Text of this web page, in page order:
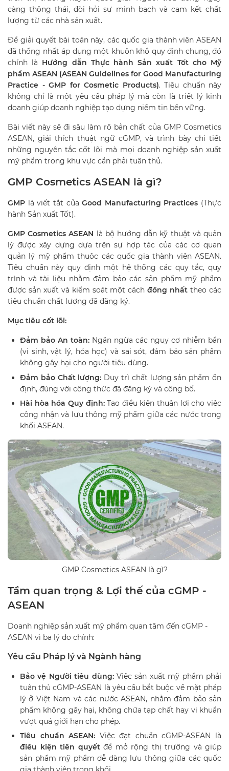
càng thông thái, đòi hỏi sự minh bạch và cam kết chất
lượng từ các nhà sản xuất.
Để giải quyết bài toán này, các quốc gia thành viên ASEAN
đã thống nhất áp dụng một khuôn khổ quy định chung, đó
chính là Hướng dẫn Thực hành Sản xuất Tốt cho Mỹ
phẩm ASEAN (ASEAN Guidelines for Good Manufacturing
Practice - GMP for Cosmetic Products). Tiêu chuẩn này
không chỉ là một yêu cầu pháp lý mà còn là triết lý kinh
doanh giúp doanh nghiệp tạo dựng niềm tin bền vững.
Bài viết này sẽ đi sâu làm rõ bản chất của GMP Cosmetics
ASEAN, giải thích thuật ngữ cGMP, và trình bày chi tiết
những nguyên tắc cốt lõi mà mọi doanh nghiệp sản xuất
mỹ phẩm trong khu vực cần phải tuân thủ.
GMP Cosmetics ASEAN là gì?
GMP là viết tắt củaGood Manufacturing Practices (Thực
hành Sản xuất Tốt).
GMP Cosmetics ASEAN là bộ hướng dẫn kỹ thuật và quản
lý được xây dựng dựa trên sự hợp tác của các cơ quan
quản lý mỹ phẩm thuộc các quốc gia thành viên ASEAN.
Tiêu chuẩn này quy định một hệ thống các quy tắc, quy
trình và tài liệu nhằm đảm bảo các sản phẩm mỹ phẩm
được sản xuất và kiểm soát một cáchđồng nhất theo các
tiêu chuẩn chất lượng đã đăng ký.
Mục tiêu cốt lõi:
Đảm bảo An toàn: Ngăn ngừa các nguy cơ nhiễm bẩn
(vi sinh, vật lý, hóa học) và sai sót, đảm bảo sản phẩm
không gây hại cho người tiêu dùng.
Đảm bảo Chất lượng: Duy trì chất lượng sản phẩm ổn
định, đúng với công thức đã đăng ký và công bố.
Hài hòa hóa Quy định:Tạo điều kiện thuận lợi cho việc
công nhận và lưu thông mỹ phẩm giữa các nước trong
khối ASEAN.
GMP Cosmetics ASEAN là gì?
Tầm quan trọng & Lợi thế của cGMP -
ASEAN
Doanh nghiệp sản xuất mỹ phẩm quan tâm đến cGMP -
ASEAN vì ba lý do chính:
Yêu cầu Pháp lý và Ngành hàng
Bảo vệ Người tiêu dùng:Việc sản xuất mỹ phẩm phải
tuân thủ cGMP-ASEAN là yêu cầu bắt buộc về mặt pháp
lý ở Việt Nam và các nước ASEAN, nhằm đảm bảo sản
phẩm không gây hại, không chứa tạp chất hay vi khuẩn
vượt quá giới hạn cho phép.
Tiêu chuẩn ASEAN: Việc đạt chuẩn cGMP-ASEAN là
điều kiện tiên quyếtđể mở rộng thị trường và giúp
sản phẩm mỹ phẩm dễ dàng lưu thông giữa các quốc